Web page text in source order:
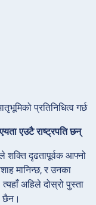
प्रतिनिधित्व गर्छ
एउटै राष्ट्रपति छन्
शक्ति दृढतापूर्वक आफ्नो
मानिन्छ, र उनका
अहिले दोस्रो पुस्ता
छैन।